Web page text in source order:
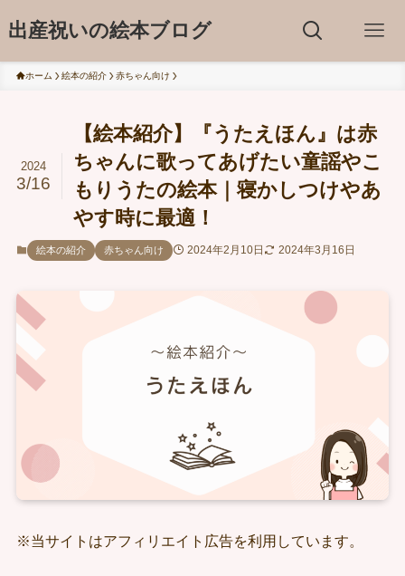
出産祝いの絵本ブログ
ホーム 絵本の紹介 赤ちゃん向け
【絵本紹介】『うたえほん』は赤
ちゃんに歌ってあげたい童謡やこ
もりうたの絵本｜寝かしつけやあ
やす時に最適！
2024
3/16
絵本の紹介 赤ちゃん向け 2024年2月10日 2024年3月16日
※当サイトはアフィリエイト広告を利用しています。